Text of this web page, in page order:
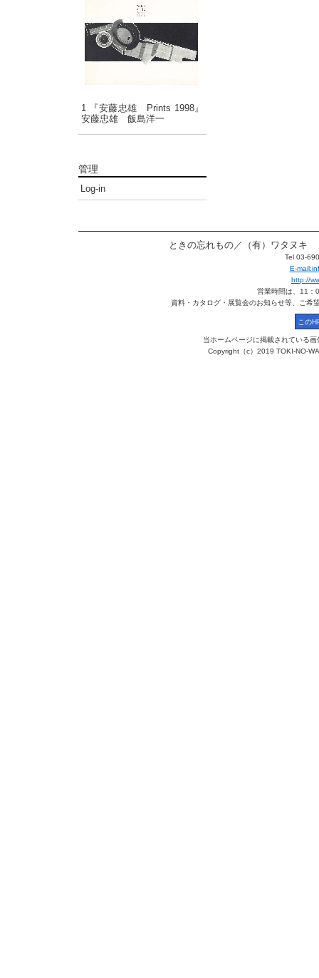
1 『安藤忠雄 Prints 1998』
安藤忠雄 飯島洋一
管理
Log-in
ときの忘れもの／（有）ワタヌキ
Tel 03-
E-
http://
営業時間は、11：
資料・カタログ・展覧会のお知らせ等、ご希
当ホームページに掲載されている
Copyright（c）2019 TOKI-NO-